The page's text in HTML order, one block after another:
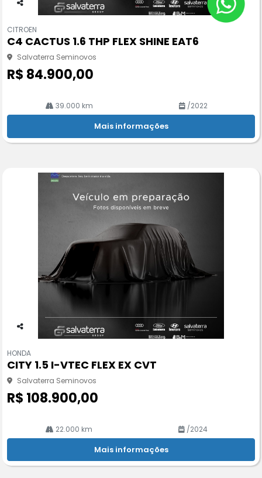
pa
rtil
he
CITROEN
C4 CACTUS 1.6 THP FLEX SHINE EAT6
Salvaterra Seminovos
R$ 84.900,00
39.000 km /2022
Mais informações
pa
rtil
he
HONDA
CITY 1.5 I-VTEC FLEX EX CVT
Salvaterra Seminovos
R$ 108.900,00
22.000 km /2024
Mais informações